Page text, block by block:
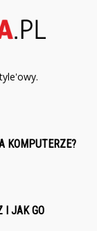
KOMPUTERZE?
I JAK GO